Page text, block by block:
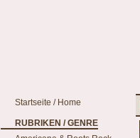
Startseite / Home
RUBRIKEN / GENRE